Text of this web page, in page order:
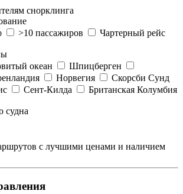
снорклинга
>10 пассажиров
Чартерный рейс
океан
Шпицберген
Норвегия
Скорсби Сунд
Сент-Килда Британская Колумбия
судна
с лучшими ценами и наличием